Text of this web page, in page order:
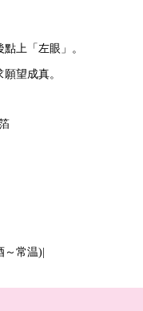
上「左眼」。
望成真。
常温)|